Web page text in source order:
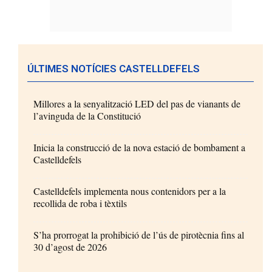
ÚLTIMES NOTÍCIES CASTELLDEFELS
Millores a la senyalització LED del pas de vianants de
l’avinguda de la Constitució
Inicia la construcció de la nova estació de bombament a
Castelldefels
Castelldefels implementa nous contenidors per a la
recollida de roba i tèxtils
S’ha prorrogat la prohibició de l’ús de pirotècnia fins al
30 d’agost de 2026